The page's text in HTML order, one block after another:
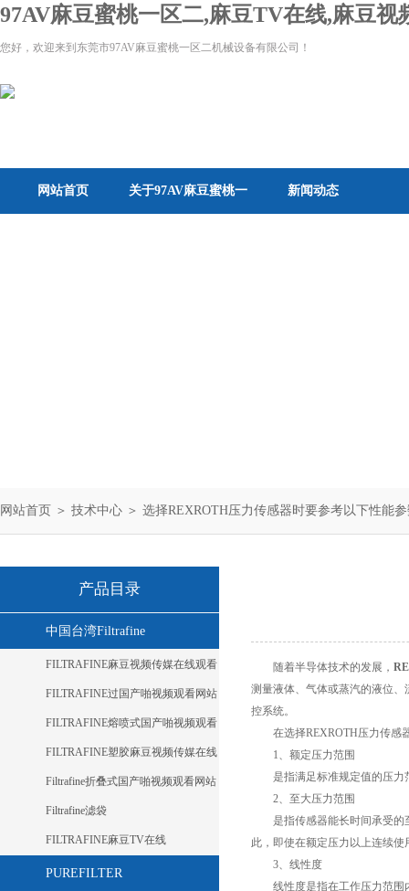
97AV麻豆蜜桃一区二,麻豆TV在线,麻豆
您好，欢迎来到东莞市97AV麻豆蜜桃一区二机械设备有限公司！
网站首页 关于97AV麻豆蜜桃一 新闻动态
网站首页 ＞ 技术中心 ＞ 选择REXROTH压力传感器时要参考以下性能
产品目录
中国台湾Filtrafine
FILTRAFINE麻豆视频传媒在线观看
FILTRAFINE过国产啪视频观看网站
麻豆
FILTRAFINE熔喷式国产啪视频观看
网站麻豆
FILTRAFINE塑胶麻豆视频传媒在线
观看
Filtrafine折叠式国产啪视频观看网站
麻豆
Filtrafine滤袋
FILTRAFINE麻豆TV在线
PUREFILTER
随着半导体技术的发展，
测量液体、气体或蒸汽的液位
控系统。
在选择REXROTH压力传感器
1、额定压力范围
是指满足标准规定值的压力范围
2、至大压力范围
是指传感器能长时间承受的至大
此，即使在额定压力以上连续
3、线性度
线性度是指在工作压力范围内